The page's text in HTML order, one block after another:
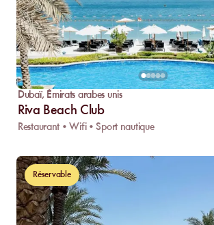
Dubaï, Émirats arabes unis
Riva Beach Club
Restaurant • Wifi • Sport nautique
Réservable